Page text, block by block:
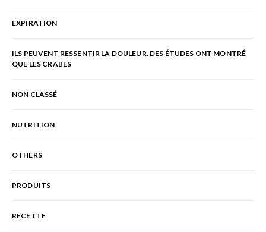
EXPIRATION
ILS PEUVENT RESSENTIR LA DOULEUR. DES ÉTUDES ONT MONTRÉ
QUE LES CRABES
NON CLASSÉ
NUTRITION
OTHERS
PRODUITS
RECETTE